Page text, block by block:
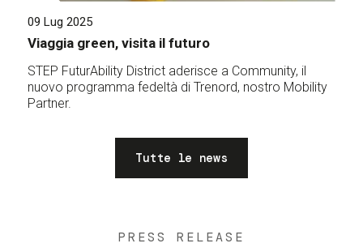
09 Lug 2025
Viaggia green, visita il futuro
STEP FuturAbility District aderisce a Community, il
nuovo programma fedeltà di Trenord, nostro Mobility
Partner.
Tutte le news
PRESS RELEASE